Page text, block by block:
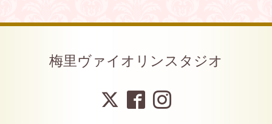
梅里ヴァイオリンスタジオ